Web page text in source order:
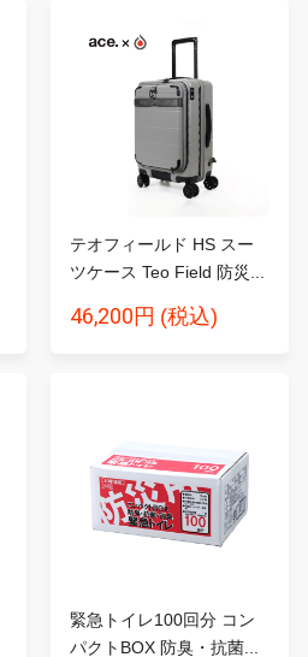
テオフィールド HS スー
ツケース Teo Field 防災...
46,200円 (税込)
緊急トイレ100回分 コン
パクトBOX 防臭・抗菌...